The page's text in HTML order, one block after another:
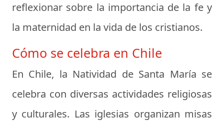
reflexionar sobre la importancia de la fe y
la maternidad en la vida de los cristianos.
Cómo se celebra en Chile
En Chile, la Natividad de Santa María se
celebra con diversas actividades religiosas
y culturales. Las iglesias organizan misas